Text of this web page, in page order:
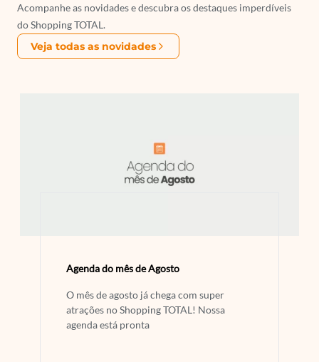
Acompanhe as novidades e descubra os destaques imperdíveis
do Shopping TOTAL.
Veja todas as novidades
Agenda do mês de Agosto
O mês de agosto já chega com super
atrações no Shopping TOTAL! Nossa
agenda está pronta